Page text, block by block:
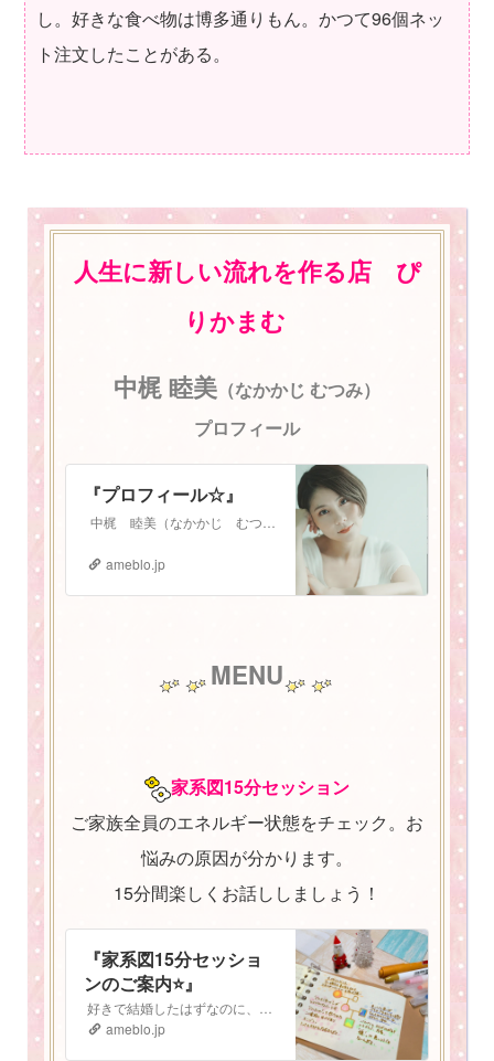
し。好きな食べ物は博多通りもん。かつて96個ネッ
ト注文したことがある。
人生に新しい流れを作る店 ぴ
りかまむ
中梶 睦美 （なかかじ むつみ）
プロフィール
『プロフィール☆』
ameblo.jp
MENU
家系図15分セッション
ご家族全員のエネルギー状態をチェック。お
悩みの原因が分かります。
15分間楽しくお話ししましょう！
『家系図15分セッショ
ンのご案内⭐️』
ameblo.jp